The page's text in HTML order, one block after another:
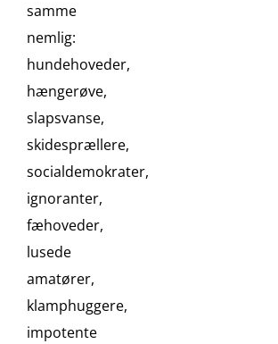
samme
nemlig:
hundehoveder,
hængerøve,
slapsvanse,
skidesprællere,
socialdemokrater,
ignoranter,
fæhoveder,
lusede
amatører,
klamphuggere,
impotente